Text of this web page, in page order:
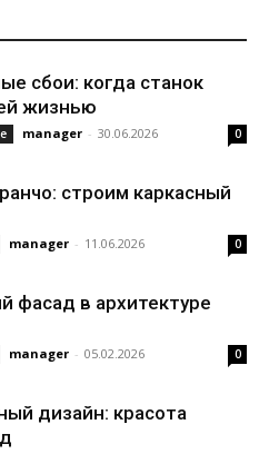
сбои: когда станок
жизнью
manager - 30.06.2026 0
строим каркасный
manager - 11.06.2026 0
фасад в архитектуре
manager - 05.02.2026 0
дизайн: красота